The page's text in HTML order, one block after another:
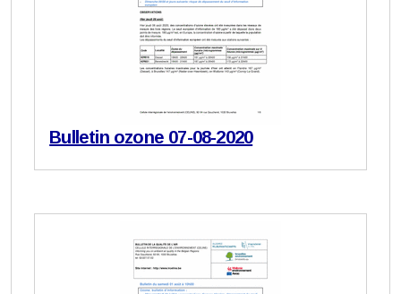
Bulletin ozone 07-08-2020